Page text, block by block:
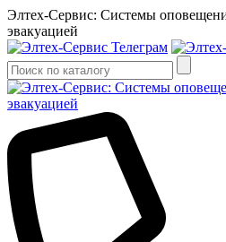
Элтех-Сервис: Системы
эвакуацией